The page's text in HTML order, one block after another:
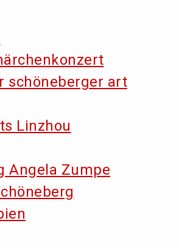
schöneberger art
Linzhou
Angela Zumpe